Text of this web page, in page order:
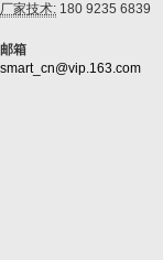
厂家技术: 180 9235 6839
邮箱
smart_cn@vip.163.com